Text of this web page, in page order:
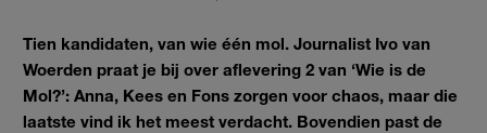
Tien kandidaten, van wie één mol. Journalist Ivo van
Woerden praat je bij over aflevering 2 van ‘Wie is de
Mol?’: Anna, Kees en Fons zorgen voor chaos, maar die
laatste vind ik het meest verdacht. Bovendien past de